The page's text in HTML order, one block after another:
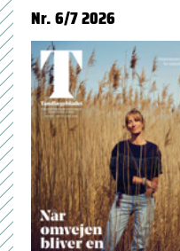
Nr. 6/7 2026